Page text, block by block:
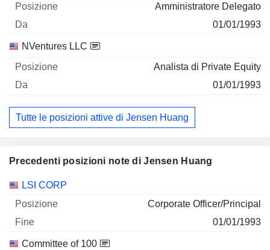
Amministratore Delegato
01/01/1993
NVentures LLC
Analista di Private Equity
01/01/1993
Tutte le posizioni attive di Jensen Huang
Precedenti posizioni note di Jensen Huang
Società Posizione
LSI CORP
Corporate Officer/Principal
01/01/1993
Committee of 100